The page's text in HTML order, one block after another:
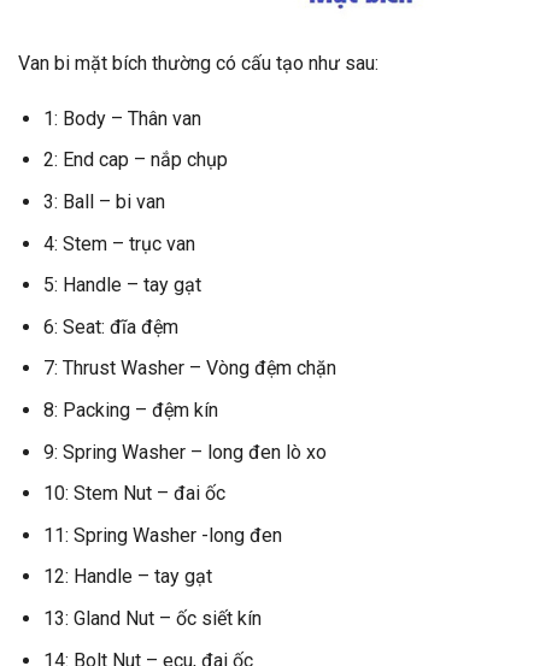
Van bi mặt bích thường có cấu tạo như sau:
1: Body – Thân van
2: End cap – nắp chụp
3: Ball – bi van
4: Stem – trục van
5: Handle – tay gạt
6: Seat: đĩa đệm
7: Thrust Washer – Vòng đệm chặn
8: Packing – đệm kín
9: Spring Washer – long đen lò xo
10: Stem Nut – đai ốc
11: Spring Washer -long đen
12: Handle – tay gạt
13: Gland Nut – ốc siết kín
14: Bolt Nut – ecu, đai ốc